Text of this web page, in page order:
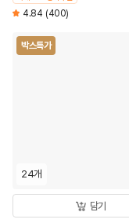
4.84 (400)
박스특가
24개
담기